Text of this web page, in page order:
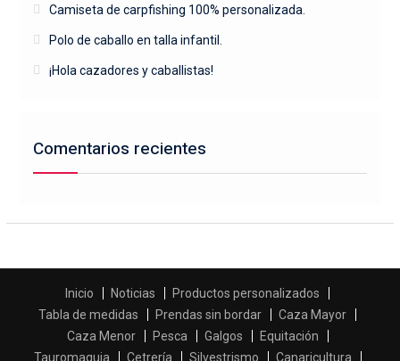
Camiseta de carpfishing 100% personalizada.
Polo de caballo en talla infantil.
¡Hola cazadores y caballistas!
Comentarios recientes
Inicio Noticias
Productos personalizados
Tabla de medidas
Prendas sin bordar
Caza Mayor
Caza Menor
Pesca Galgos
Equitación
Tauromaquia
Cetrería Silvestrismo Canaricultura